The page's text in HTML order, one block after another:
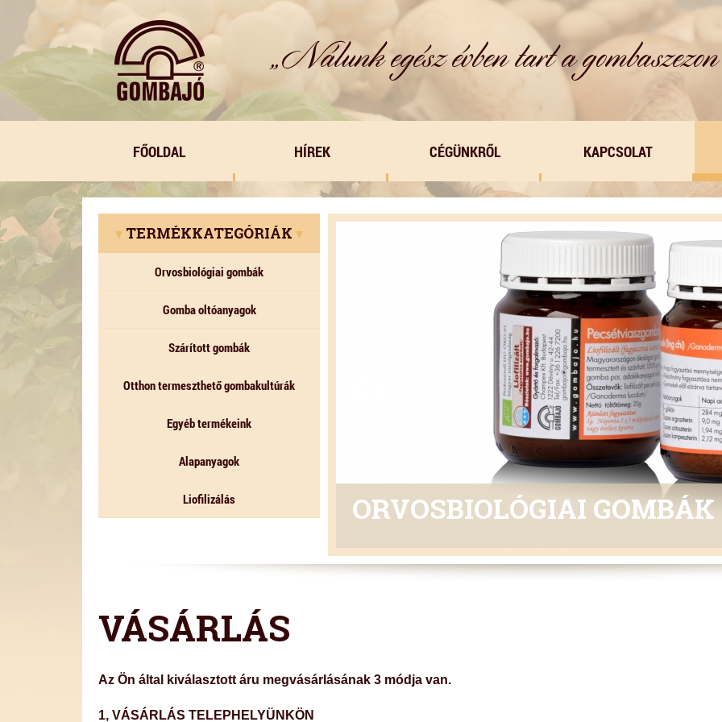
FŐOLDAL HÍREK CÉGÜNKRŐL KAPCSOLAT
▾ TERMÉKKATEGÓRIÁK ▾
Orvosbiológiai gombák
Gomba oltóanyagok
Szárított gombák
Otthon termeszthető gombakultúrák
Egyéb termékeink
Alapanyagok
Liofilizálás ORVOSBIOLÓGIAI GOMBÁK
VÁSÁRLÁS
Az Ön által kiválasztott áru megvásárlásának 3 módja van.
1, VÁSÁRLÁS TELEPHELYÜNKÖN